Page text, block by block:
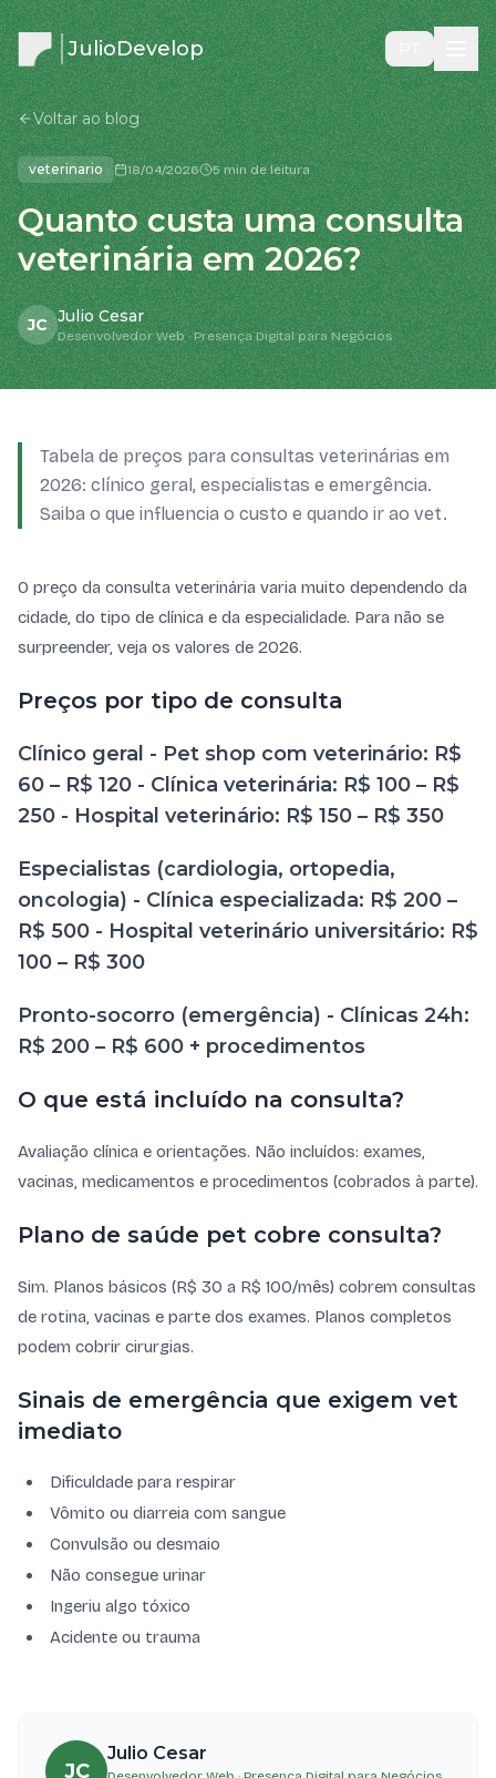
JulioDevelop
Voltar ao blog
veterinario 18/04/2026 5 min de leitura
Quanto custa uma consulta
veterinária em 2026?
JC Julio Cesar
Desenvolvedor Web · Presença Digital para Negócios
Tabela de preços para consultas veterinárias em
2026: clínico geral, especialistas e emergência.
Saiba o que influencia o custo e quando ir ao vet.
O preço da consulta veterinária varia muito dependendo da
cidade, do tipo de clínica e da especialidade. Para não se
surpreender, veja os valores de 2026.
Preços por tipo de consulta
Clínico geral - Pet shop com veterinário: R$
60 – R$ 120 - Clínica veterinária: R$ 100 – R$
250 - Hospital veterinário: R$ 150 – R$ 350
Especialistas (cardiologia, ortopedia,
oncologia) - Clínica especializada: R$ 200 –
R$ 500 - Hospital veterinário universitário: R$
100 – R$ 300
Pronto-socorro (emergência) - Clínicas 24h:
R$ 200 – R$ 600 + procedimentos
O que está incluído na consulta?
Avaliação clínica e orientações. Não incluídos: exames,
vacinas, medicamentos e procedimentos (cobrados à parte).
Plano de saúde pet cobre consulta?
Sim. Planos básicos (R$ 30 a R$ 100/mês) cobrem consultas
de rotina, vacinas e parte dos exames. Planos completos
podem cobrir cirurgias.
Sinais de emergência que exigem vet
imediato
Dificuldade para respirar
Vômito ou diarreia com sangue
Convulsão ou desmaio
Não consegue urinar
Ingeriu algo tóxico
Acidente ou trauma
JC
Julio Cesar